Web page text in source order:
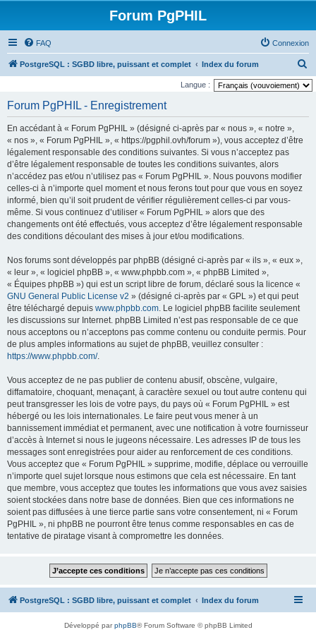
Forum PgPHIL
FAQ Connexion
PostgreSQL : SGBD libre, puissant et complet Index du forum
e
Langue :
Forum PgPHIL - Enregistrement
En accédant à « Forum PgPHIL » (désigné ci-après par « nous », « notre »,
« nos », « Forum PgPHIL », « https://pgphil.ovh/forum »), vous acceptez d’être
légalement responsable des conditions suivantes. Si vous n’acceptez pas
d’être légalement responsable de toutes les conditions suivantes, alors
n’accédez pas et/ou n’utilisez pas « Forum PgPHIL ». Nous pouvons modifier
celles-ci à n’importe quel moment et nous ferons tout pour que vous en soyez
informé, bien qu’il soit prudent de vérifier régulièrement celles-ci par vous-
même. Si vous continuez d’utiliser « Forum PgPHIL » alors que des
changements ont été effectués, vous acceptez d’être légalement responsable
des conditions découlant des mises à jour et/ou modifications.
Nos forums sont développés par phpBB (désigné ci-après par « ils », « eux »,
« leur », « logiciel phpBB », « www.phpbb.com », « phpBB Limited »,
« Équipes phpBB ») qui est un script libre de forum, déclaré sous la licence «
GNU General Public License v2 » (désigné ci-après par « GPL ») et qui peut
être téléchargé depuis www.phpbb.com. Le logiciel phpBB facilite seulement
les discussions sur Internet. phpBB Limited n’est pas responsable de ce que
nous acceptons ou n’acceptons pas comme contenu ou conduite permis. Pour
de plus amples informations au sujet de phpBB, veuillez consulter :
https://www.phpbb.com/.
Vous acceptez de ne pas publier de contenu abusif, obscène, vulgaire,
diffamatoire, choquant, menaçant, à caractère sexuel ou tout autre contenu qui
peut transgresser les lois de votre pays, du pays où « Forum PgPHIL » est
hébergé ou les lois internationales. Le faire peut vous mener à un
bannissement immédiat et permanent, avec une notification à votre fournisseur
d’accès à Internet si nous le jugeons nécessaire. Les adresses IP de tous les
messages sont enregistrées pour aider au renforcement de ces conditions.
Vous acceptez que « Forum PgPHIL » supprime, modifie, déplace ou verrouille
n’importe quel sujet lorsque nous estimons que cela est nécessaire. En tant
que membre, vous acceptez que toutes les informations que vous avez saisies
soient stockées dans notre base de données. Bien que ces informations ne
soient pas diffusées à une tierce partie sans votre consentement, ni « Forum
PgPHIL », ni phpBB ne pourront être tenus comme responsables en cas de
tentative de piratage visant à compromettre les données.
PostgreSQL : SGBD libre, puissant et complet Index du forum
Développé parphpBB® Forum Software © phpBB Limited